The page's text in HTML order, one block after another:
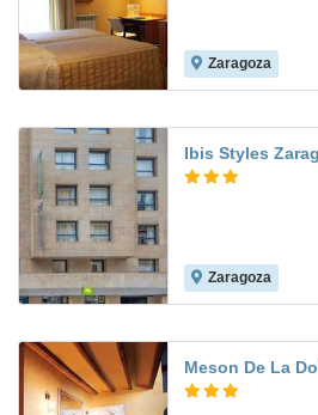
Zaragoza
Ibis Styles
Zaragoza
Meson De La